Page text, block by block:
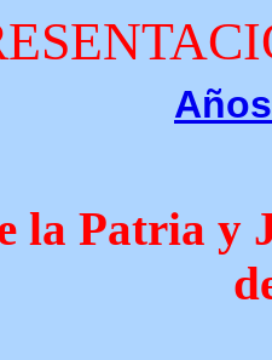
la Patria y